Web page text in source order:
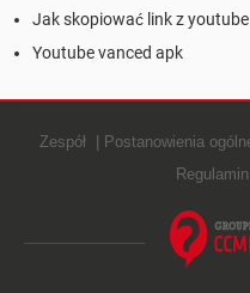
Jak skopiować link z youtube
Youtube vanced apk
Zespół Postanowienia
Regulamin